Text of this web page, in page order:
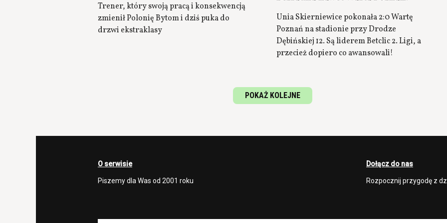
Trener, który swoją pracą i konsekwencją
zmienił Polonię Bytom i dziś puka do
drzwi ekstraklasy
Unia Skierniewice pokonała 2:0 Wartę
Poznań na stadionie przy Drodze
Dębińskiej 12. Są liderem Betclic 2. Ligi, a
przecież dopiero co awansowali!
POKAŻ KOLEJNE
O serwisie
Piszemy dla Was od 2001 roku
Dołącz do nas
Rozpocznij przygodę z